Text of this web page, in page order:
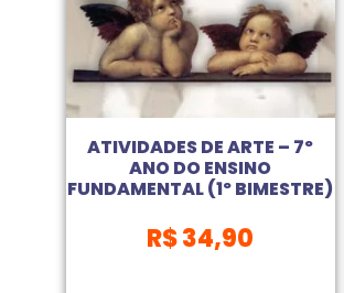
ATIVIDADES DE ARTE – 7º
ANO DO ENSINO
FUNDAMENTAL (1º BIMESTRE)
R$34,90